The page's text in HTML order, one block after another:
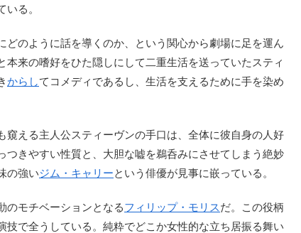
る。
のように話を導くのか、という関心から劇場に足を運ん
来の嗜好をひた隠しにして二重生活を送っていたスティ
からしてコメディであるし、生活を支えるために手を染め
える主人公スティーヴンの手口は、全体に彼自身の人好
きやすい性質と、大胆な嘘を鵜呑みにさせてしまう絶妙
の強いジム・キャリーという俳優が見事に嵌っている。
のモチベーションとなるフィリップ・モリスだ。この役柄
技で全うしている。純粋でどこか女性的な立ち居振る舞い